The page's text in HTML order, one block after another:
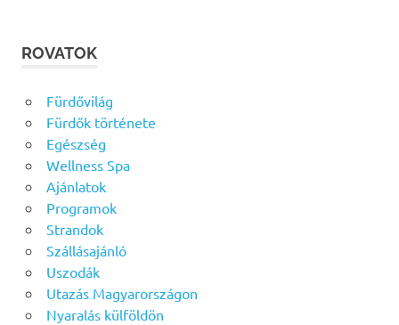
ROVATOK
Fürdővilág
Fürdők története
Egészség
Wellness Spa
Ajánlatok
Programok
Strandok
Szállásajánló
Uszodák
Utazás Magyarországon
Nyaralás külföldön